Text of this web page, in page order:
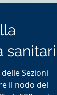
Sezioni